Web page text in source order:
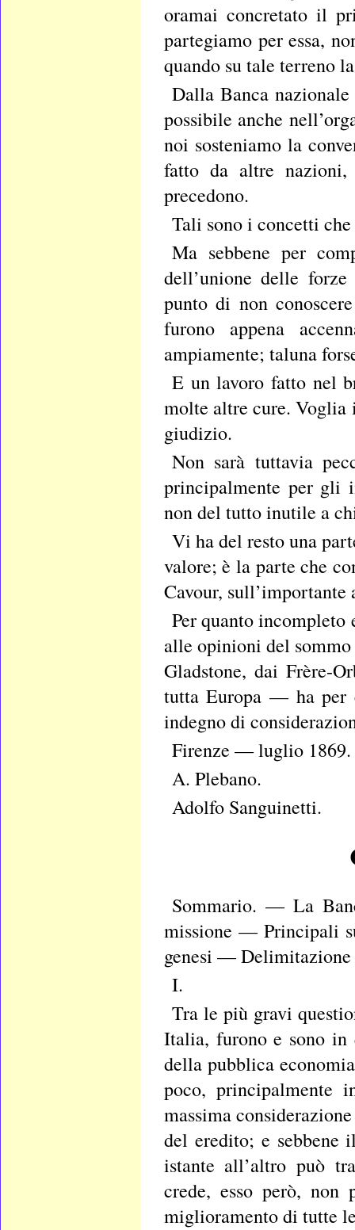
oramai concretato il
partegiamo per essa,
quando su tale terreno
Dalla Banca
possibile anche
noi sosteniamo la
fatto da altre
precedono.
Tali sono i concetti
Ma sebbene per
dell’unione delle
punto di non
furono appena
ampiamente; taluna
E un lavoro fatto nel
molte altre cure.
giudizio.
Non sarà tuttavia
principalmente per gli
non del tutto inutile a
Vi ha del resto una
valore; è la parte che
Cavour,
Per quanto
alle opinioni del
Gladstone, dai Frère-
tutta Europa — ha per
indegno di
Firenze — luglio 1869.
A. Plebano.
Adolfo Sanguinetti.
Sommario. — La
missione — Principali
genesi — Delimitazione
I.
Tra le più gravi
Italia, furono e sono in
della pubblica
poco, principalmente
massima
del eredito; e sebbene
istante all’altro può
crede, esso però,
miglioramento di tutte